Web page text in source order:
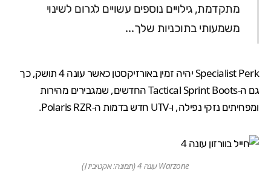
מתקדמת, גילויים נוספים עשויים לגרום לשינוי
משמעותי בתוכניות שלך…
Specialist Perk יהיה זמין באורזיקסטן כאשר עונה 4 תושק, כך
גם ה-Tactical Sprint Boots החדשים, שמגבירים מהירות
ומפחיתים נזקי נפילה, ו-UTV חדש בדמות ה-Polaris RZR.
Warzone עונה 4 (תמונה: אקטיביז'ן)